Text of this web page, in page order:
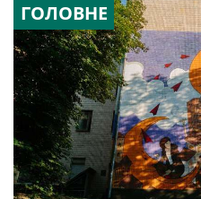
ГОЛОВНЕ